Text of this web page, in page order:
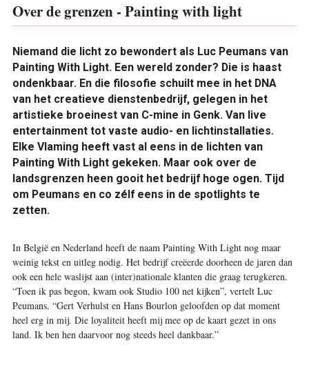
Over de grenzen - Painting with light
Niemand die licht zo bewondert als Luc Peumans van
Painting With Light. Een wereld zonder? Die is haast
ondenkbaar. En die filosofie schuilt mee in het DNA
van het creatieve dienstenbedrijf, gelegen in het
artistieke broeinest van C-mine in Genk. Van live
entertainment tot vaste audio- en lichtinstallaties.
Elke Vlaming heeft vast al eens in de lichten van
Painting With Light gekeken. Maar ook over de
landsgrenzen heen gooit het bedrijf hoge ogen. Tijd
om Peumans en co zélf eens in de spotlights te
zetten.
In België en Nederland heeft de naam Painting With Light nog maar
weinig tekst en uitleg nodig. Het bedrijf creëerde doorheen de jaren dan
ook een hele waslijst aan (inter)nationale klanten die graag terugkeren.
“Toen ik pas begon, kwam ook Studio 100 net kijken”, vertelt Luc
Peumans. “Gert Verhulst en Hans Bourlon geloofden op dat moment
heel erg in mij. Die loyaliteit heeft mij mee op de kaart gezet in ons
land. Ik ben hen daarvoor nog steeds heel dankbaar.”